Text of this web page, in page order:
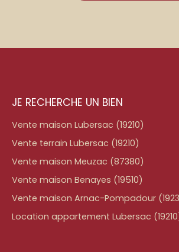
JE RECHERCHE UN BIEN
Vente maison Lubersac (19210)
Vente terrain Lubersac (19210)
Vente maison Meuzac (87380)
Vente maison Benayes (19510)
Vente maison Arnac-Pompadour
Location appartement Lubersac